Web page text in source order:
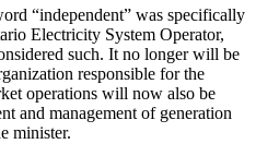
“independent” was specifically
Electricity System Operator,
such. It no longer will be
responsible for the
operations will now also be
and management of generation
minister.